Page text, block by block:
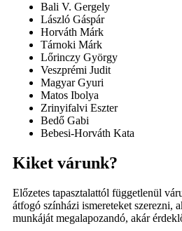
Bali V. Gergely
László Gáspár
Horváth Márk
Tárnoki Márk
Lőrinczy György
Veszprémi Judit
Magyar Gyuri
Matos Ibolya
Zrinyifalvi Eszter
Bedő Gabi
Bebesi-Horváth Kata
Kiket várunk?
Előzetes tapasztalattól függetlenül
átfogó színházi ismereteket szerezni,
munkáját megalapozandó, akár